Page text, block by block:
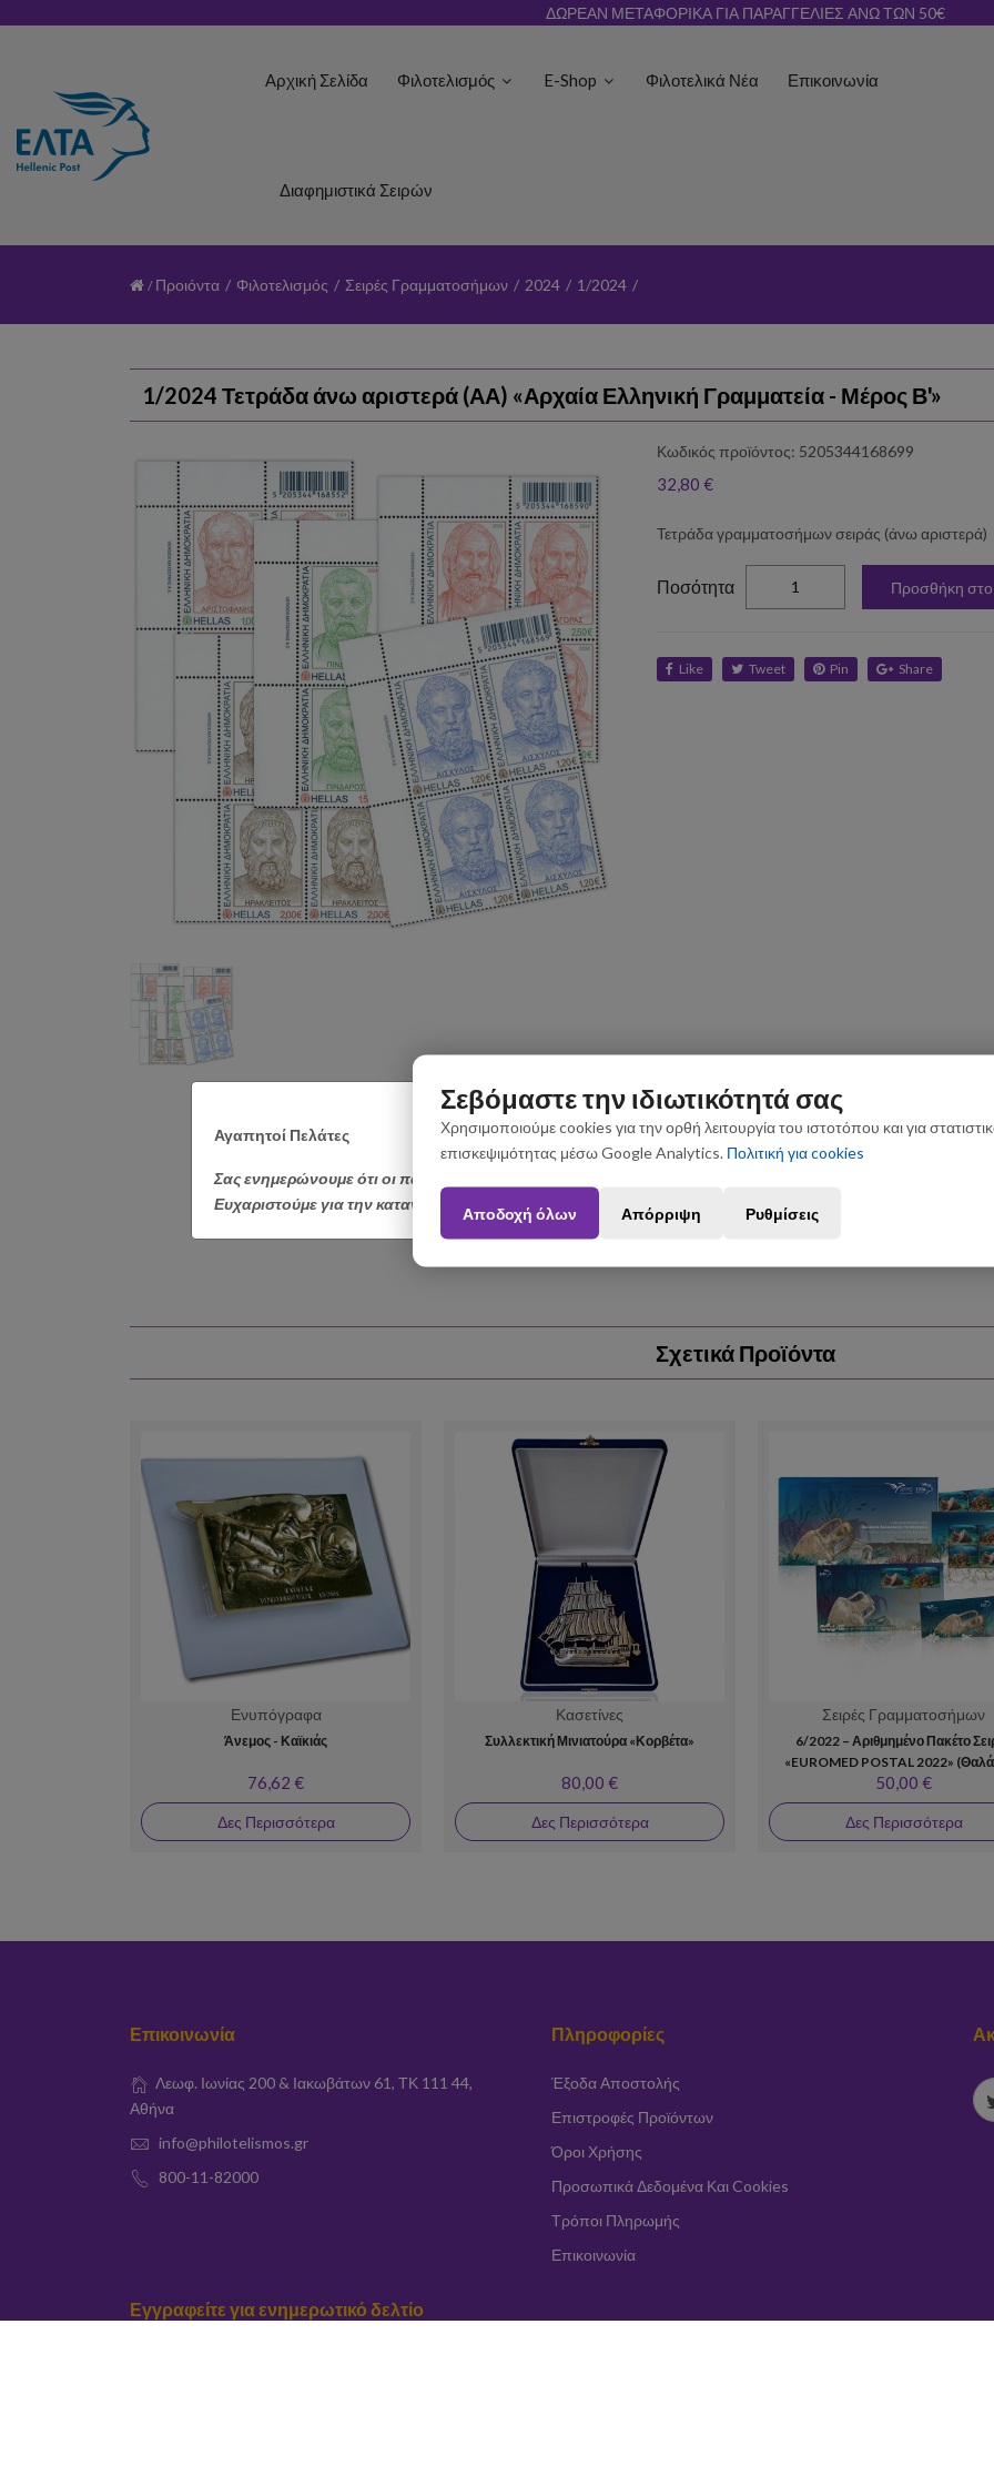
ΔΩΡΕΑΝ ΜΕΤΑΦΟΡΙΚΑ ΓΙΑ ΠΑΡΑΓΓΕΛΙΕΣ ΑΝΩ ΤΩΝ 50€
Αρχική Σελίδα Φιλοτελισμός E-Shop Φιλοτελικά Νέα Επικοινωνία
Διαφημιστικά Σειρών
Προιόντα / Φιλοτελισμός / Σειρές Γραμματοσήμων / 2024 / 1/2024 /
Αγαπητοί Πελάτες
Σας ενημερώνουμε ότι οι παραγγελίες που θα πραγματοποιηθούν από 3 έως 31 Αυγούστου ενδέχεται να
Ευχαριστούμε για την κατανόηση.
1/2024 Τετράδα άνω αριστερά (ΑΑ) «Αρχαία Ελληνική Γραμματεία - Μέρος Β'»
Κωδικός προϊόντος: 5205344168699
32,80 €
Τετράδα γραμματοσήμων σειράς (άνω αριστερά)
Ποσότητα Προσθήκη στο
Like Tweet Pin Share
Σχετικά Προϊόντα
Ενυπόγραφα
Άνεμος - Καϊκιάς
76,62 €
Δες Περισσότερα
Κασετίνες
Συλλεκτική Μινιατούρα «Κορβέτα»
80,00 €
Δες Περισσότερα
Σειρές Γραμματοσήμων
6/2022 – Αριθμημένο Πακέτο
«EUROMED POSTAL 2022»
Αρχαιολογία της Μεσογείου)
50,00 €
Δες Περισσότερα
Επικοινωνία
Λεωφ. Ιωνίας 200 & Ιακωβάτων 61, ΤΚ 111 44,
Αθήνα
info@philotelismos.gr
800-11-82000
Πληροφορίες
Έξοδα Αποστολής
Επιστροφές Προϊόντων
Όροι Χρήσης
Προσωπικά Δεδομένα Και Cookies
Τρόποι Πληρωμής
Επικοινωνία
Εγγραφείτε για ενημερωτικό δελτίο
Σεβόμαστε την ιδιωτικότητά σας
Χρησιμοποιούμε cookies για την ορθή λειτουργία του ιστοτόπου και για
επισκεψιμότητας μέσω Google Analytics. Πολιτική για cookies
Αποδοχή όλων Απόρριψη Ρυθμίσεις